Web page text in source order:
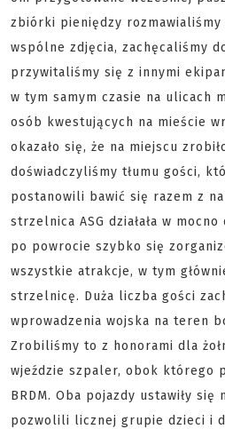
zbiórki pieniędzy
wspólne zdjęcia, zachęcaliśmy
przywitaliśmy się z innymi
w tym samym czasie na ulicach
osób kwestujących na mieście
okazało się, że na miejscu
doświadczyliśmy tłumu gości,
postanowili bawić się razem z
strzelnica ASG działała w
po powrocie szybko się
wszystkie atrakcje, w tym
strzelnicę. Duża liczba gości
wprowadzenia wojska na teren
Zrobiliśmy to z honorami dla
wjeździe szpaler, obok którego
BRDM. Oba pojazdy ustawiły się
pozwolili licznej grupie dzieci i